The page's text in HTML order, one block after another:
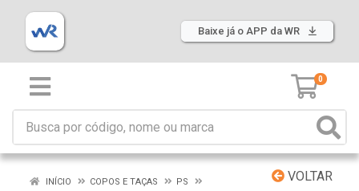
Baixe já o APP da WR
0
VOLTAR
INÍCIO COPOS E TAÇAS
PS